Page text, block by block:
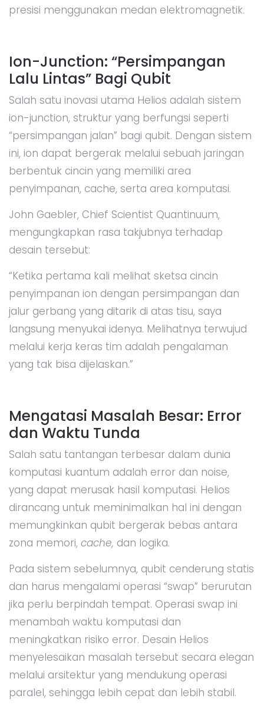
presisi menggunakan medan elektromagnetik.
Ion-Junction: “Persimpangan
Lalu Lintas” Bagi Qubit
Salah satu inovasi utama Helios adalah sistem
ion-junction, struktur yang berfungsi seperti
“persimpangan jalan” bagi qubit. Dengan sistem
ini, ion dapat bergerak melalui sebuah jaringan
berbentuk cincin yang memiliki area
penyimpanan, cache, serta area komputasi.
John Gaebler, Chief Scientist Quantinuum,
mengungkapkan rasa takjubnya terhadap
desain tersebut:
“Ketika pertama kali melihat sketsa cincin
penyimpanan ion dengan persimpangan dan
jalur gerbang yang ditarik di atas tisu, saya
langsung menyukai idenya. Melihatnya terwujud
melalui kerja keras tim adalah pengalaman
yang tak bisa dijelaskan.”
Mengatasi Masalah Besar: Error
dan Waktu Tunda
Salah satu tantangan terbesar dalam dunia
komputasi kuantum adalah error dan noise,
yang dapat merusak hasil komputasi. Helios
dirancang untuk meminimalkan hal ini dengan
memungkinkan qubit bergerak bebas antara
zona memori, cache, dan logika.
Pada sistem sebelumnya, qubit cenderung statis
dan harus mengalami operasi “swap” berurutan
jika perlu berpindah tempat. Operasi swap ini
menambah waktu komputasi dan
meningkatkan risiko error. Desain Helios
menyelesaikan masalah tersebut secara elegan
melalui arsitektur yang mendukung operasi
paralel, sehingga lebih cepat dan lebih stabil.